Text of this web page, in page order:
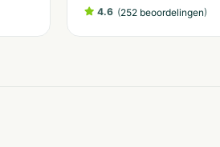
4.6 (252 beoordelingen)